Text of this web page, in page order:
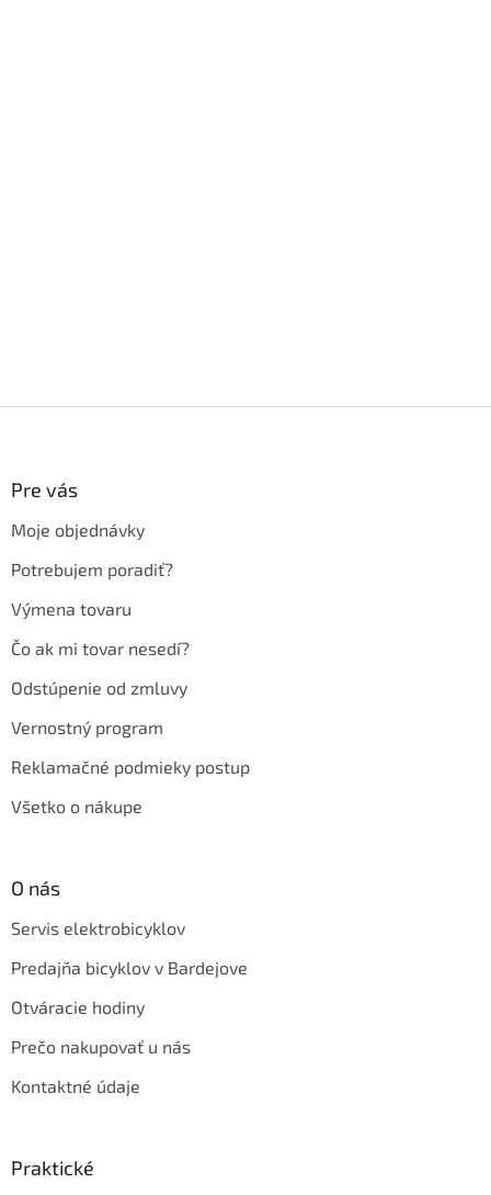
Pre vás
Moje objednávky
Potrebujem poradiť?
Výmena tovaru
Čo ak mi tovar nesedí?
Odstúpenie od zmluvy
Vernostný program
Reklamačné podmieky postup
Všetko o nákupe
O nás
Servis elektrobicyklov
Predajňa bicyklov v Bardejove
Otváracie hodiny
Prečo nakupovať u nás
Kontaktné údaje
Praktické